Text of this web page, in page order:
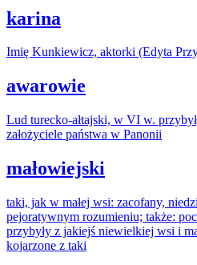
karina
Imię Kunkiewicz, aktorki (Edyta
awarowie
Lud turecko-ałtajski, w VI w.
założyciele państwa w Panonii
małowiejski
taki, jak w małej wsi: zacofany,
pejoratywnym rozumieniu; także:
przybyły z jakiejś niewielkiej wsi i
kojarzone z taki